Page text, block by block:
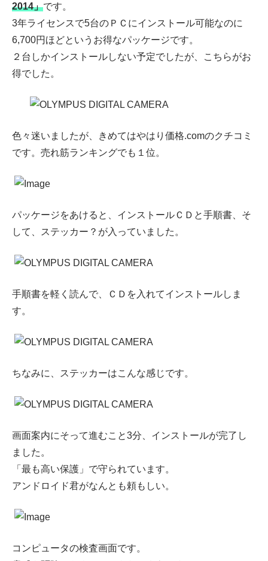
2014」です。
3年ライセンスで5台のＰＣにインストール可能なのに
6,700円ほどというお得なパッケージです。
２台しかインストールしない予定でしたが、こちらがお
得でした。
色々迷いましたが、きめてはやはり価格.comのクチコミ
です。売れ筋ランキングでも１位。
パッケージをあけると、インストールＣＤと手順書、そ
して、ステッカー？が入っていました。
手順書を軽く読んで、ＣＤを入れてインストールしま
す。
ちなみに、ステッカーはこんな感じです。
画面案内にそって進むこと3分、インストールが完了し
ました。
「最も高い保護」で守られています。
アンドロイド君がなんとも頼もしい。
コンピュータの検査画面です。